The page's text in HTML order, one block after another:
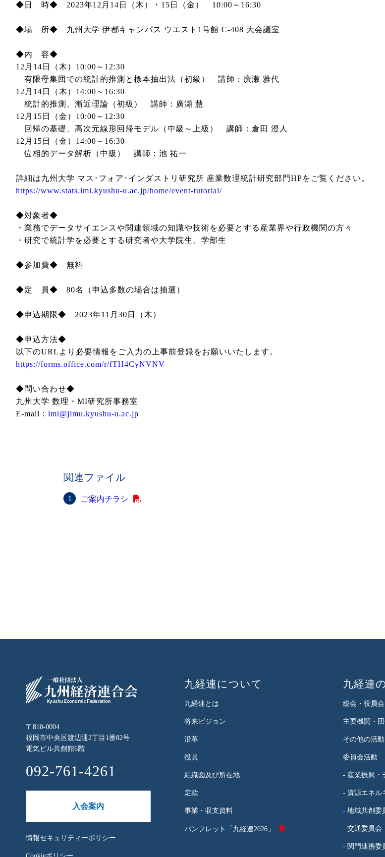
◆日 時◆ 2023年12月14日（木）・15日（金） 10:00～16:30
◆場 所◆ 九州大学 伊都キャンパス ウエスト1号館 C-408 大会議室
◆内 容◆
12月14日（木）10:00～12:30
有限母集団での統計的推測と標本抽出法（初級） 講師：廣瀬 雅代
12月14日（木）14:00～16:30
統計的推測、漸近理論（初級） 講師：廣瀬 慧
12月15日（金）10:00～12:30
回帰の基礎、高次元線形回帰モデル（中級～上級） 講師：倉田 澄人
12月15日（金）14:00～16:30
位相的データ解析（中級） 講師：池 祐一
詳細は九州大学 マス･フォア･インダストリ研究所 産業数理統計研究部門HPをご覧ください。
https://www.stats.imi.kyushu-u.ac.jp/home/event-tutorial/
◆対象者◆
・業務でデータサイエンスや関連領域の知識や技術を必要とする産業界や行政機関の方々
・研究で統計学を必要とする研究者や大学院生、学部生
◆参加費◆ 無料
◆定 員◆ 80名（申込多数の場合は抽選）
◆申込期限◆ 2023年11月30日（木）
◆申込方法◆
以下のURLより必要情報をご入力の上事前登録をお願いいたします。
https://forms.office.com/r/fTH4CyNVNV
◆問い合わせ◆
九州大学 数理・MI研究所事務室
E-mail： imi@jimu.kyushu-u.ac.jp
関連ファイル
ご案内チラシ
〒810-0004
福岡市中央区渡辺通2丁目1番82号
電気ビル共創館6階
092-761-4261
入会案内
情報セキュリティーポリシー
九経連について
九経連とは
将来ビジョン
沿革
役員
組織図及び所在地
定款
事業・収支資料
パンフレット「九経連2026」
九経連
総会・役員会
主要機関・
その他の活動
委員会活動
- 産業振興・
- 資源エネル
- 地域共創委
- 交通委員会
- 関門連携委